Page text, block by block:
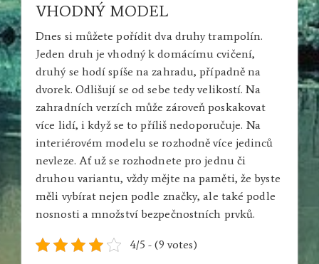
VHODNÝ MODEL
Dnes si můžete pořídit dva druhy trampolín.
Jeden druh je vhodný k domácímu cvičení,
druhý se hodí spíše na zahradu, případně na
dvorek. Odlišují se od sebe tedy velikostí. Na
zahradních verzích může zároveň poskakovat
více lidí, i když se to příliš nedoporučuje. Na
interiérovém modelu se rozhodně více jedinců
nevleze. Ať už se rozhodnete pro jednu či
druhou variantu, vždy mějte na paměti, že byste
měli vybírat nejen podle značky, ale také podle
nosnosti a množství bezpečnostních prvků.
4/5 - (9 votes)